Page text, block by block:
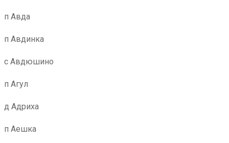
п Авда
п Авдинка
с Авдюшино
п Агул
д Адриха
п Аешка